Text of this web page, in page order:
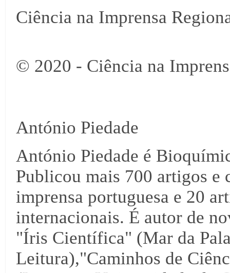
Ciência na Imprensa
© 2020 - Ciência na
António Piedade
António Piedade é
Publicou mais 700 artigos
imprensa portuguesa e 20
internacionais. É autor de
"Íris Científica" (Mar da
Leitura),"Caminhos de